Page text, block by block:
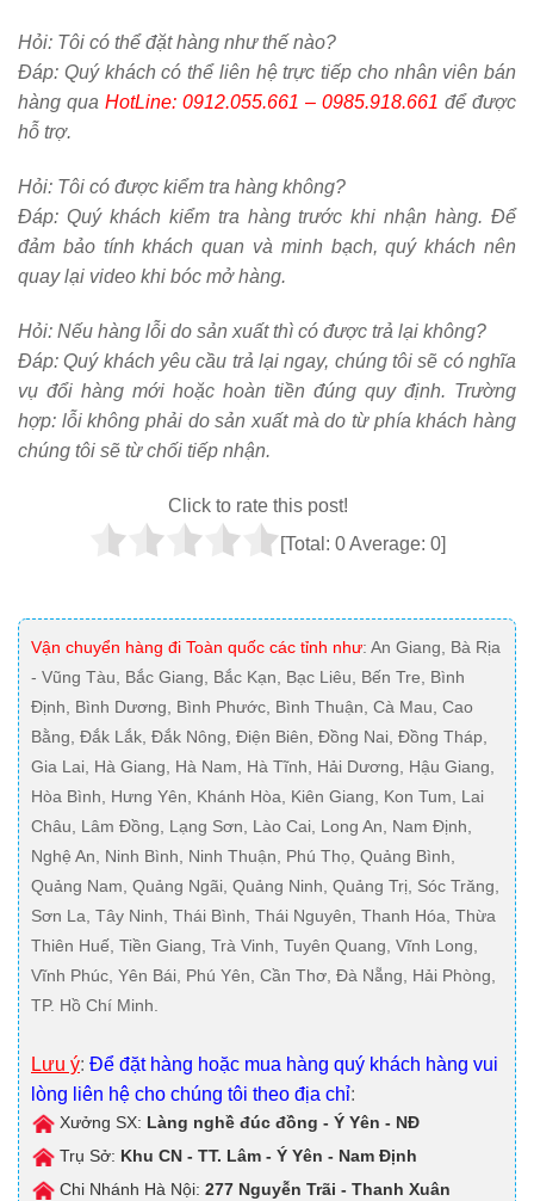
Hỏi: Tôi có thể đặt hàng như thế nào?
Đáp: Quý khách có thể liên hệ trực tiếp cho nhân viên bán
hàng qua HotLine: 0912.055.661 – 0985.918.661 để được
hỗ trợ.
Hỏi: Tôi có được kiểm tra hàng không?
Đáp: Quý khách kiểm tra hàng trước khi nhận hàng. Để
đảm bảo tính khách quan và minh bạch, quý khách nên
quay lại video khi bóc mở hàng.
Hỏi: Nếu hàng lỗi do sản xuất thì có được trả lại không?
Đáp: Quý khách yêu cầu trả lại ngay, chúng tôi sẽ có nghĩa
vụ đổi hàng mới hoặc hoàn tiền đúng quy định. Trường
hợp: lỗi không phải do sản xuất mà do từ phía khách hàng
chúng tôi sẽ từ chối tiếp nhận.
Click to rate this post!
[Total: 0Average: 0]
Vận chuyển hàng đi Toàn quốc các tỉnh như: An Giang, Bà Rịa
- Vũng Tàu, Bắc Giang, Bắc Kạn, Bạc Liêu, Bến Tre, Bình
Định, Bình Dương, Bình Phước, Bình Thuận, Cà Mau, Cao
Bằng, Đắk Lắk, Đắk Nông, Điện Biên, Đồng Nai, Đồng Tháp,
Gia Lai, Hà Giang, Hà Nam, Hà Tĩnh, Hải Dương, Hậu Giang,
Hòa Bình, Hưng Yên, Khánh Hòa, Kiên Giang, Kon Tum, Lai
Châu, Lâm Đồng, Lạng Sơn, Lào Cai, Long An, Nam Định,
Nghệ An, Ninh Bình, Ninh Thuận, Phú Thọ, Quảng Bình,
Quảng Nam, Quảng Ngãi, Quảng Ninh, Quảng Trị, Sóc Trăng,
Sơn La, Tây Ninh, Thái Bình, Thái Nguyên, Thanh Hóa, Thừa
Thiên Huế, Tiền Giang, Trà Vinh, Tuyên Quang, Vĩnh Long,
Vĩnh Phúc, Yên Bái, Phú Yên, Cần Thơ, Đà Nẵng, Hải Phòng,
TP. Hồ Chí Minh.
Lưu ý: Để đặt hàng hoặc mua hàng quý khách hàng vui
lòng liên hệ cho chúng tôi theo địa chỉ:
Xưởng SX: Làng nghề đúc đồng - Ý Yên - NĐ
Trụ Sở: Khu CN - TT. Lâm - Ý Yên - Nam Định
Chi Nhánh Hà Nội: 277 Nguyễn Trãi - Thanh Xuân